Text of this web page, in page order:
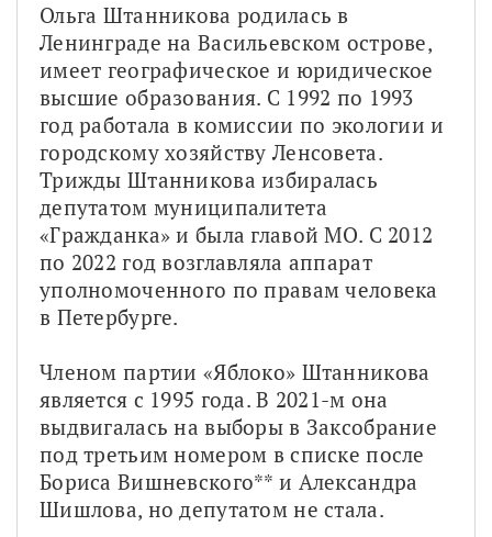
Ольга Штанникова родилась в
Ленинграде на Васильевском острове,
имеет географическое и юридическое
высшие образования. С 1992 по 1993
год работала в комиссии по экологии и
городскому хозяйству Ленсовета.
Трижды Штанникова избиралась
депутатом муниципалитета
«Гражданка» и была главой МО. С 2012
по 2022 год возглавляла аппарат
уполномоченного по правам человека
в Петербурге.
Членом партии «Яблоко» Штанникова
является с 1995 года. В 2021-м она
выдвигалась на выборы в Заксобрание
под третьим номером в списке после
Бориса Вишневского** и Александра
Шишлова, но депутатом не стала.